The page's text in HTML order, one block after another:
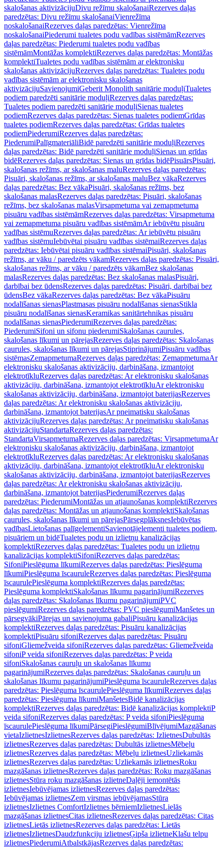
skalošanas aktivizācijuDivu režīmu skalošanaiRezerves daļas
paredzētas: Divu režīmu skalošanaiVienrežīma
noskalošanaiRezerves daļas paredzētas: Vienrežīma
noskalošanaiPiederumi tualetes podu vadības sistēmāmRezerves
daļas paredzētas: Piederumi tualetes podu vadības
sistēmāmMontāžas komplektiRezerves daļas paredzētas: Montāžas
komplektiTualetes podu vadības sistēmām ar elektronisku
skalošanas aktivizācijuRezerves daļas paredzētas: Tualetes podu
vadības sistēmām ar elektronisku skalošanas
aktivizācijuSavienojumiGeberit Monolith sanitārie moduļiTualetes
podiem paredzēti sanitārie moduļiRezerves daļas paredzētas:
Tualetes podiem paredzēti sanitārie moduļiSienas tualetes
podiemRezerves daļas paredzētas: Sienas tualetes podiemGrīdas
tualetes podiemRezerves daļas paredzētas: Grīdas tualetes
podiemPiederumiRezerves daļas paredzētas:
PiederumiPalīgmateriāliBidē paredzēti sanitārie moduļiRezerves
daļas paredzētas: Bidē paredzēti sanitārie moduļiSienas un grīdas
bidēRezerves daļas paredzētas: Sienas un grīdas bidēPisuārsPisuāri,
skalošanas režīms, ar skalošanas maluRezerves daļas paredzētas:
Pisuāri, skalošanas režīms, ar skalošanas maluBez vākaRezerves
daļas paredzētas: Bez vākaPisuāri, skalošanas režīms, bez
skalošanas malasRezerves daļas paredzētas: Pisuāri, skalošanas
režīms, bez skalošanas malasVirsapmetuma vai zemapmetuma
pisuāru vadības sistēmāmRezerves daļas paredzētas: Virsapmetuma
vai zemapmetuma pisuāru vadības sistēmāmAr iebūvētu pisuāru
vadības sistēmuRezerves daļas paredzētas: Ar iebūvētu pisuāru
vadības sistēmuIebūvētai pisuāru vadības sistēmaiRezerves daļas
paredzētas: Iebūvētai pisuāru vadības sistēmaiPisuāri, skalošanas
režīms, ar vāku / paredzēts vākamRezerves daļas paredzētas: Pisuāri,
skalošanas režīms, ar vāku / paredzēts vākamBez skalošanas
malasRezerves daļas paredzētas: Bez skalošanas malasPisuāri,
darbībai bez ūdensRezerves daļas paredzētas: Pisuāri, darbībai bez
ūdensBez vākaRezerves daļas paredzētas: Bez vākaPisuāru
nodalīšanas sienasPlastmasas pisuāru nodalīšanas sienasStikla
pisuāru nodalīšanas sienasKeramikas sanitārtehnikas pisuāru
nodalīšanas sienasPiederumiRezerves daļas paredzētas:
PiederumiSifoni un sifonu piederumiSkalošanas caurules,
skalošanas līkumi un pārejasRezerves daļas paredzētas: Skalošanas
caurules, skalošanas līkumi un pārejasStiprinājumiPisuāru vadības
sistēmasZemapmetumaRezerves daļas paredzētas: ZemapmetumaAr
elektronisku skalošanas aktivizāciju, darbināšana, izmantojot
elektrotīkluRezerves daļas paredzētas: Ar elektronisku skalošanas
aktivizāciju, darbināšana, izmantojot elektrotīkluAr elektronisku
skalošanas aktivizāciju, darbināšana, izmantojot baterijasRezerves
daļas paredzētas: Ar elektronisku skalošanas aktivizāciju,
darbināšana, izmantojot baterijasAr pneimatisku skalošanas
aktivizācijuRezerves daļas paredzētas: Ar pneimatisku skalošanas
aktivizācijuStandartaRezerves daļas paredzētas:
StandartaVirsapmetumaRezerves daļas paredzētas: VirsapmetumaAr
elektronisku skalošanas aktivizāciju, darbināšana, izmantojot
elektrotīkluRezerves daļas paredzētas: Ar elektronisku skalošanas
aktivizāciju, darbināšana, izmantojot elektrotīkluAr elektronisku
skalošanas aktivizāciju, darbināšana, izmantojot baterijasRezerves
daļas paredzētas: Ar elektronisku skalošanas aktivizāciju,
darbināšana, izmantojot baterijasPiederumiRezerves daļas
paredzētas: PiederumiMontāžas un atjaunošanas komplektiRezerves
daļas paredzētas: Montāžas un atjaunošanas komplektiSkalošanas
caurules, skalošanas līkumi un pārejasPārsegplāksnesIebūvētas
vadībasLietošanas palīgelementiSavienotājelementi tualetes podiem,
pisuāriem un bidēTualetes podu un izlietņu kanalizācijas
komplektiRezerves daļas paredzētas: Tualetes podu un izlietņu
kanalizācijas komplektiSifoniRezerves daļas paredzētas:
SifoniPieslēguma līkumiRezerves daļas paredzētas: Pieslēguma
līkumiPieslēguma īscauruleRezerves daļas paredzētas: Pieslēguma
īscaurulePieslēguma komplektiRezerves daļas paredzētas:
Pieslēguma komplektiSkalošanas līkumu pagarinājumiRezerves
daļas paredzētas: Skalošanas līkumu pagarinājumiPVC
pieslēgumiRezerves daļas paredzētas: PVC pieslēgumiManšetes un
pārsegvākiPārejas un savienojuma gabaliPisuāru kanalizācijas
komplektiRezerves daļas paredzētas: Pisuāru kanalizācijas
komplektiPisuāru sifoniRezerves daļas paredzētas: Pisuāru
sifoniGliemežveida sifoniRezerves daļas paredzētas: Gliemežveida
sifoniP veida sifoniRezerves daļas paredzētas: P veida
sifoniSkalošanas cauruļu un skalošanas līkumu
pagarinājumiRezerves daļas paredzētas: Skalošanas cauruļu un
skalošanas līkumu pagarinājumiPieslēguma īscauruleRezerves daļas
paredzētas: Pieslēguma īscaurulePieslēguma līkumiRezerves daļas
paredzētas: Pieslēguma līkumiManšetesBidē kanalizācijas
komplektiRezerves daļas paredzētas: Bidē kanalizācijas komplektiP
veida sifoniRezerves daļas paredzētas: P veida sifoniPieslēguma
īscaurulePieslēguma līkumiPārsegiPieslēgumiBlīvējumiMazgāšanas
vietaIzlietnesIzlietnesRezerves daļas paredzētas: IzlietnesDubultās
izlietnesRezerves daļas paredzētas: Dubultās izlietnesMēbeļu
izlietnesRezerves daļas paredzētas: Mēbeļu izlietnesUzliekamās
izlietnesRezerves daļas paredzētas: Uzliekamās izlietnesRoku
mazgāšanas izlietnesRezerves daļas paredzētas: Roku mazgāšanas
izlietnesStūra roku mazgāšanas izlietneDaļēji iemontētās
izlietnesIebūvējamas izlietnesRezerves daļas paredzētas:
Iebūvējamas izlietnesZem virsmas iebūvējamasStūra
izlietnesIzlietnes ComfortIzlietnes bērniemIzlietnesLielās
mazgāšanas izlietnesCitas izlietnesRezerves daļas paredzētas: Citas
izlietnesLietās izlietnesRezerves daļas paredzētas: Lietās
izlietnesIzlietnesDaudzfunkciju izlietnesĢipša izlietneKlašu telpu
izlietnesPiederumiAtbalstkājasRezerves daļas paredzētas: